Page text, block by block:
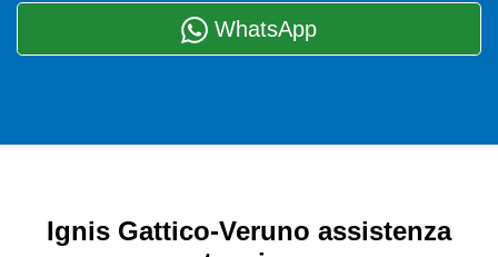
WhatsApp
Ignis Gattico-Veruno assistenza